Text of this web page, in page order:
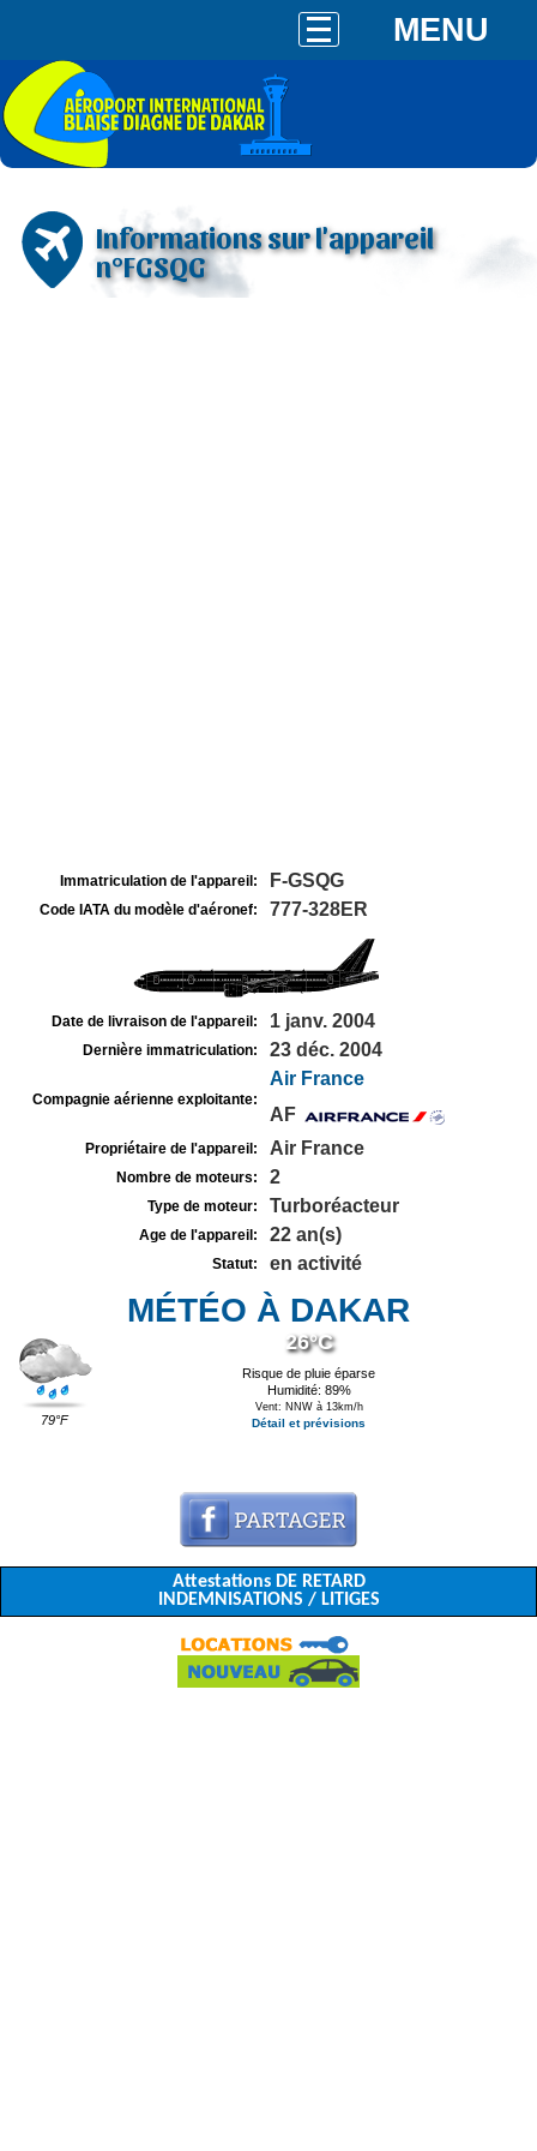
MENU
Informations sur l'appareil
n°FGSQG
Immatriculation de l'appareil: F-GSQG
Code IATA du modèle d'aéronef: 777-328ER
Date de livraison de l'appareil: 1 janv. 2004
Dernière immatriculation: 23 déc. 2004
Compagnie aérienne exploitante:
Air France
AF
Propriétaire de l'appareil: Air France
Nombre de moteurs: 2
Type de moteur: Turboréacteur
Age de l'appareil: 22 an(s)
Statut: en activité
MÉTÉO À DAKAR
79°F
26°C
Risque de pluie éparse
Humidité: 89%
Vent: NNW à 13km/h
Détail et prévisions
Attestations DE RETARD
INDEMNISATIONS / LITIGES